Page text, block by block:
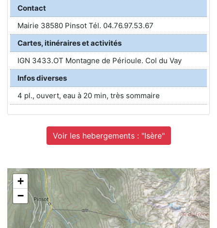
Contact
Mairie 38580 Pinsot Tél. 04.76.97.53.67
Cartes, itinéraires et activités
IGN 3433.OT Montagne de Périoule. Col du Vay
Infos diverses
4 pl., ouvert, eau à 20 min, très sommaire
Voir les hebergements : "Isère"
+
−